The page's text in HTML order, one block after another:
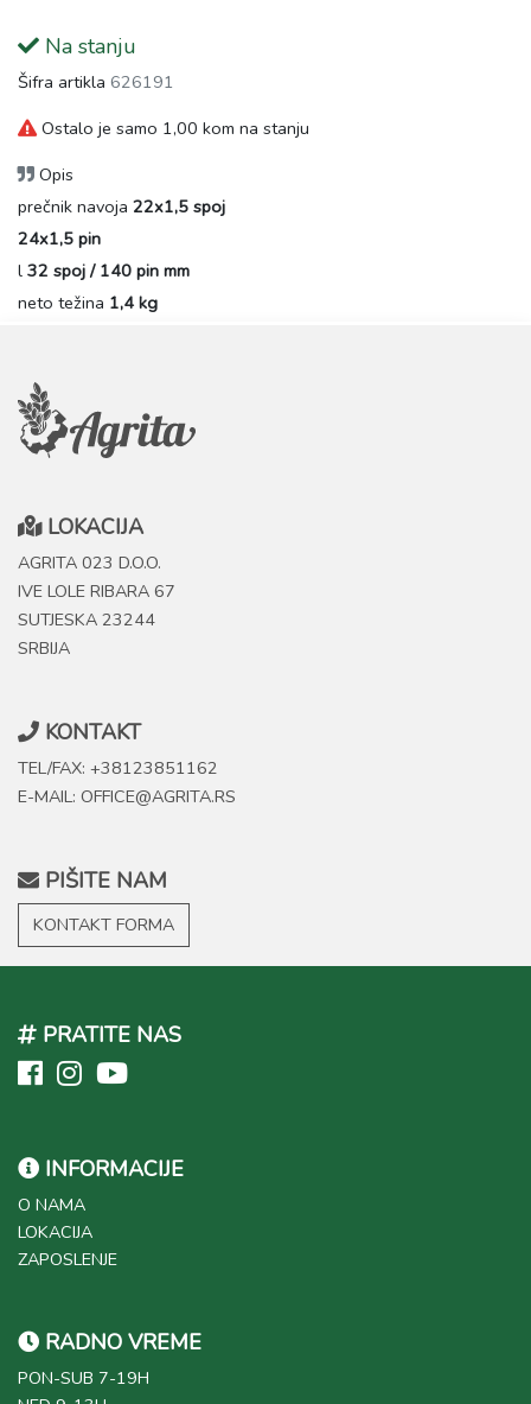
Na stanju
Šifra artikla 626191
Ostalo je samo 1,00 kom na stanju
Opis
prečnik navoja 22x1,5 spoj
24x1,5 pin
l 32 spoj / 140 pin mm
neto težina 1,4 kg
LOKACIJA
AGRITA 023 D.O.O.
IVE LOLE RIBARA 67
SUTJESKA 23244
SRBIJA
KONTAKT
TEL/FAX: +38123851162
E-MAIL: OFFICE@AGRITA.RS
PIŠITE NAM
KONTAKT FORMA
PRATITE NAS
INFORMACIJE
O NAMA
LOKACIJA
ZAPOSLENJE
RADNO VREME
PON-SUB 7-19H